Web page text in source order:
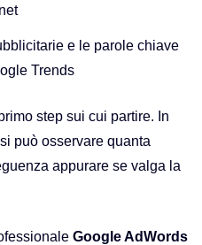
e le parole chiave
Trends
step sui cui partire. In
può osservare quanta
appurare se valga la
Google AdWords